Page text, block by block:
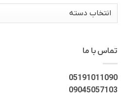
دسته‌ها
تماس با ما
05191011090
09045057103